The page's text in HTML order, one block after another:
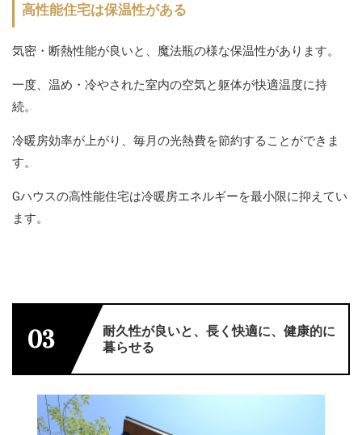
高性能住宅は保温性がある
気密・断熱性能が良いと、魔法瓶の様な保温性があります。
一度、温め・冷やされた室内の空気と躯体が快適温度に持
続。
冷暖房効率が上がり、毎月の光熱費を節約することができま
す。
Gハウスの高性能住宅は冷暖房エネルギーを最小限に抑えてい
ます。
03
耐久性が良いと、長く快適に、健康的に
暮らせる